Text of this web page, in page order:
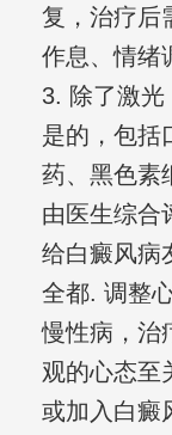
复，治疗后
作息、情绪
3. 除了激光
是的，包括
药、黑色素
由医生综合
给白癜风病
全都. 调整
慢性病，治
观的心态至
或加入白癜